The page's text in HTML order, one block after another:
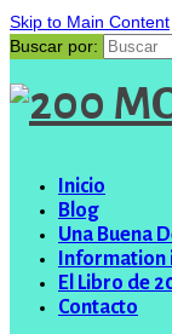
Skip to Main Content
Buscar por:
Inicio
Blog
Una Buena
Information
El Libro de
Contacto